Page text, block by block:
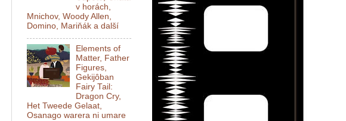
v horách,
Mnichov, Woody Allen,
Domino, Mariňák a další
Elements of
Matter, Father
Figures,
Gekijôban
Fairy Tail:
Dragon Cry,
Het Tweede Gelaat,
Osanago warera ni umare